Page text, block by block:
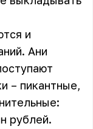
и
Ани
– пикантные,
рублей.